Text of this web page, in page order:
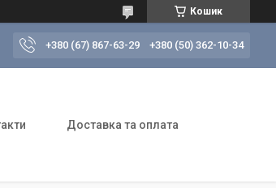
Кошик
+380 (67) 867-63-29 +380 (50) 362-10-34
Доставка та оплата